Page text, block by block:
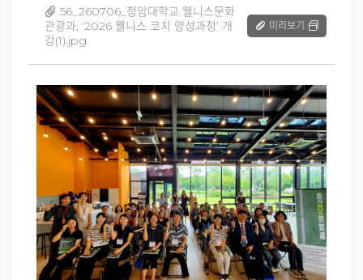
56_260706_청암대학교 웰니스문화
관광과, ‘2026 웰니스 코치 양성과정’ 개
강(1).jpg
미리보기